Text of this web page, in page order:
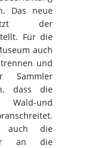
Das neue
der
Für die
auch
und
Sammler
dass die
und
auch die
an die